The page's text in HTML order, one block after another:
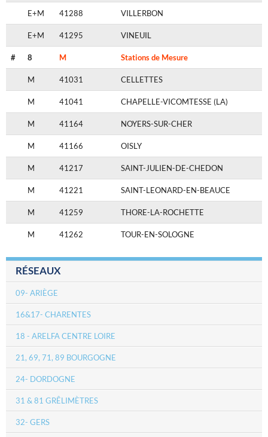
E+M 41288 VILLERBON
E+M 41295 VINEUIL
# 8 M Stations de Mesure
M 41031 CELLETTES
M 41041 CHAPELLE-VICOMTESSE (LA)
M 41164 NOYERS-SUR-CHER
M 41166 OISLY
M 41217 SAINT-JULIEN-DE-CHEDON
M 41221 SAINT-LEONARD-EN-BEAUCE
M 41259 THORE-LA-ROCHETTE
M 41262 TOUR-EN-SOLOGNE
RÉSEAUX
09- ARIÈGE
16&17- CHARENTES
18 - ARELFA CENTRE LOIRE
21, 69, 71, 89 BOURGOGNE
24- DORDOGNE
31 & 81 GRÊLIMÈTRES
32- GERS